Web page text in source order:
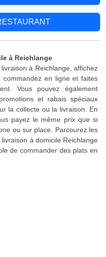
à Reichlange
à Reichlange, affichez
commandez en ligne et faites
Vous pouvez également
et rabais spéciaux
la collecte ou la livraison. En
payez le même prix que si
ou sur place. Parcourez les
à domicile Reichlange
de commander des plats en